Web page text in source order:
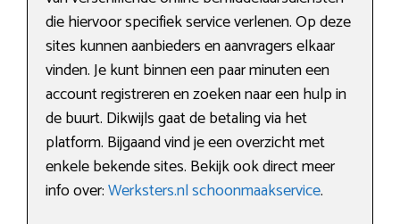
die hiervoor specifiek service verlenen. Op deze
sites kunnen aanbieders en aanvragers elkaar
vinden. Je kunt binnen een paar minuten een
account registreren en zoeken naar een hulp in
de buurt. Dikwijls gaat de betaling via het
platform. Bijgaand vind je een overzicht met
enkele bekende sites. Bekijk ook direct meer
info over:Werksters.nl schoonmaakservice.